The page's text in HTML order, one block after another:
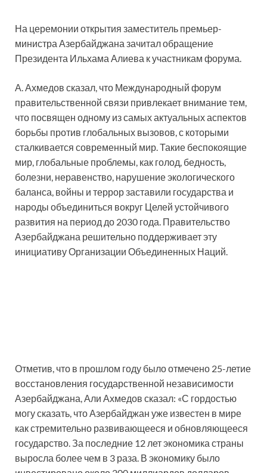
На церемонии открытия заместитель премьер-
министра Азербайджана зачитал обращение
Президента Ильхама Алиева к участникам форума.
А. Ахмедов сказал, что Международный форум
правительственной связи привлекает внимание тем,
что посвящен одному из самых актуальных аспектов
борьбы против глобальных вызовов, с которыми
сталкивается современный мир. Такие беспокоящие
мир, глобальные проблемы, как голод, бедность,
болезни, неравенство, нарушение экологического
баланса, войны и террор заставили государства и
народы объединиться вокруг Целей устойчивого
развития на период до 2030 года. Правительство
Азербайджана решительно поддерживает эту
инициативу Организации Объединенных Наций.
Отметив, что в прошлом году было отмечено 25-летие
восстановления государственной независимости
Азербайджана, Али Ахмедов сказал: «С гордостью
могу сказать, что Азербайджан уже известен в мире
как стремительно развивающееся и обновляющееся
государство. За последние 12 лет экономика страны
выросла более чем в 3 раза. В экономику было